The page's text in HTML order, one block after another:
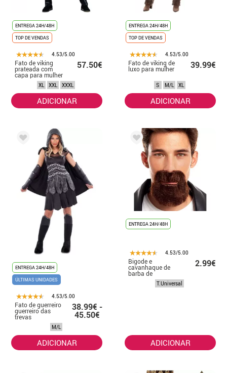
ENTREGA 24H/48H
TOP DE VENDAS
4.53/5.00
Fato de viking
prateada com
capa para mulher
57.50€
XL XXL XXXL
ADICIONAR
ENTREGA 24H/48H
TOP DE VENDAS
4.53/5.00
Fato de viking de
luxo para mulher 39.99€
S M/L XL
ADICIONAR
ENTREGA 24H/48H
ÚLTIMAS UNIDADES
4.53/5.00
Fato de guerreiro
guerreiro das
trevas
38.99€ -
45.50€
M/L
ADICIONAR
ENTREGA 24H/48H
4.53/5.00
Bigode e
cavanhaque de
barba de
motociclista
2.99€
T.Universal
ADICIONAR